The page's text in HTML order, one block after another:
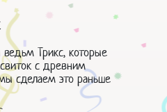
Трикс, которые
с древним
сделаем это раньше